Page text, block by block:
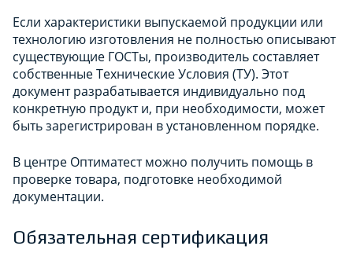
Если характеристики выпускаемой продукции или
технологию изготовления не полностью описывают
существующие ГОСТы, производитель составляет
собственные Технические Условия (ТУ). Этот
документ разрабатывается индивидуально под
конкретную продукт и, при необходимости, может
быть зарегистрирован в установленном порядке.
В центре Оптиматест можно получить помощь в
проверке товара, подготовке необходимой
документации.
Обязательная сертификация